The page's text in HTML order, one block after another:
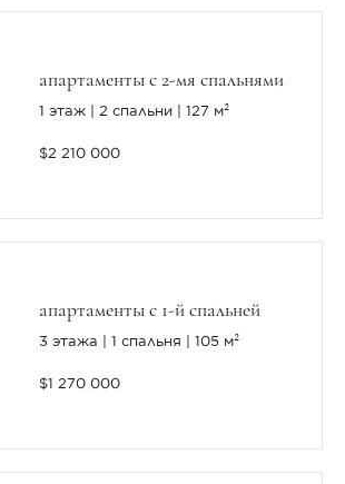
апартаменты с 2-мя спальнями
1 этаж 2 спальни 127 м²
$2 210 000
апартаменты с 1-й спальней
3 этажа 1 спальня 105 м²
$1 270 000